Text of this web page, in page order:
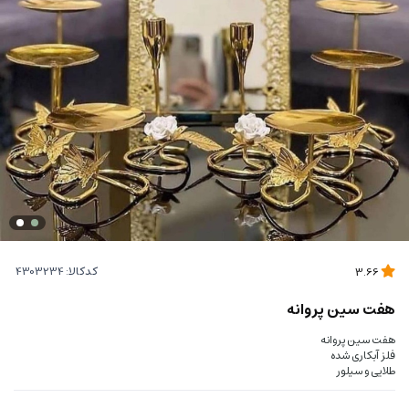
کدکالا:
هفت سین پروانه
هفت سین پروانه
فلز آبکاری شده
طلایی و سیلور